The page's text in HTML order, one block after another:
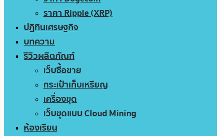
ราคา Ripple (XRP)
ปฏิทินเศรษฐกิจ
บทความ
รีวิวผลิตภัณฑ์
เว็บซื้อขาย
กระเป๋าเก็บเหรียญ
เครื่องขุด
เว็บขุดแบบ Cloud Mining
ห้องเรียน